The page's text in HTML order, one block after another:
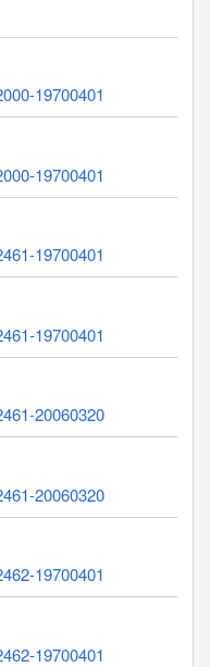
19700401
19700401
19700401
19700401
20060320
20060320
19700401
19700401